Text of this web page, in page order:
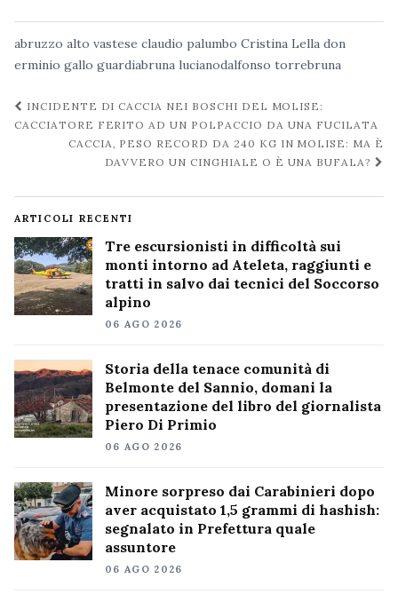
abruzzo alto vastese claudio palumbo Cristina Lella don
erminio gallo guardiabruna lucianodalfonso torrebruna
Navigazione
post
INCIDENTE DI CACCIA NEI BOSCHI DEL MOLISE:
CACCIATORE FERITO AD UN POLPACCIO DA UNA FUCILATA
CACCIA, PESO RECORD DA 240 KG IN MOLISE: MA È
DAVVERO UN CINGHIALE O È UNA BUFALA?
ARTICOLI RECENTI
Tre escursionisti in difficoltà sui
monti intorno ad Ateleta, raggiunti e
tratti in salvo dai tecnici del Soccorso
alpino
06 AGO 2026
Storia della tenace comunità di
Belmonte del Sannio, domani la
presentazione del libro del giornalista
Piero Di Primio
06 AGO 2026
Minore sorpreso dai Carabinieri dopo
aver acquistato 1,5 grammi di hashish:
segnalato in Prefettura quale
assuntore
06 AGO 2026